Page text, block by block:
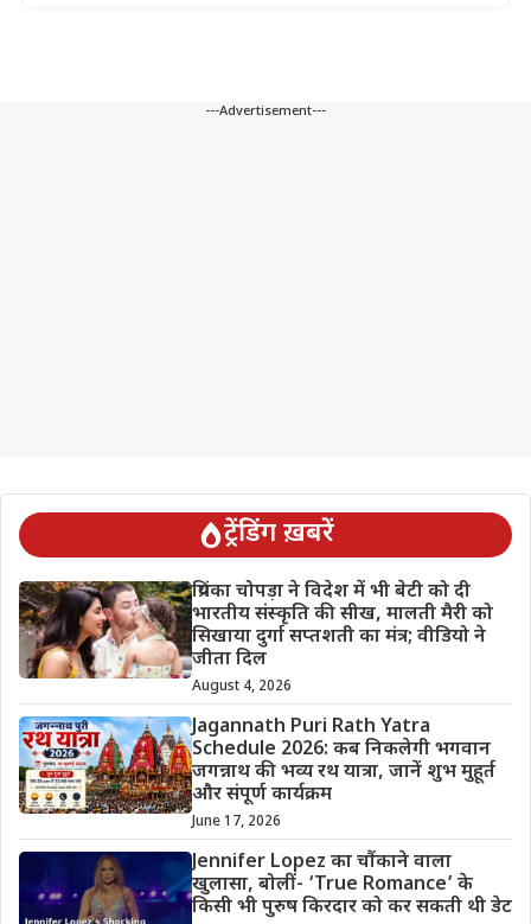
---Advertisement---
ट्रेंडिंग ख़बरें
प्रियंका चोपड़ा ने विदेश में भी बेटी को दी
भारतीय संस्कृति की सीख, मालती मैरी को
सिखाया दुर्गा सप्तशती का मंत्र; वीडियो ने
जीता दिल
August 4, 2026
Jagannath Puri Rath Yatra
Schedule 2026: कब निकलेगी भगवान
जगन्नाथ की भव्य रथ यात्रा, जानें शुभ मुहूर्त
और संपूर्ण कार्यक्रम
June 17, 2026
Jennifer Lopez का चौंकाने वाला
खुलासा, बोलीं- ‘True Romance’ के
किसी भी पुरुष किरदार को कर सकती थी डेट